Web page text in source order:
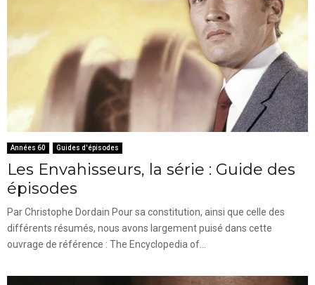
Années 60 Guides d'épisodes
Les Envahisseurs, la série : Guide des
épisodes
Par Christophe Dordain Pour sa constitution, ainsi que celle des
différents résumés, nous avons largement puisé dans cette
ouvrage de référence : The Encyclopedia of...